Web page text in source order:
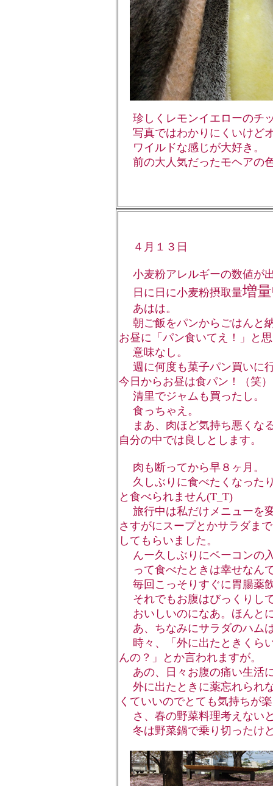
珍しくレモンイエローのチ
写真ではわかりにくいけど
ワイルドな感じが大好き。
前の大人気だったモヘアの
４月１３日
小麦粉アレルギーの数値が
日に日に小麦粉摂取量増
あはは。
朝ご飯をパンからごはんと
お昼に「パン食いてえ！」と
意味なし。
週に何度も菓子パン買いに
今日からお昼は食パン！（笑）
清里でジャムも買ったし。
食っちゃえ。
まあ、肉ほど気持ち悪くな
自分の中では良しとします。
肉も断ってから早８ヶ月。
久しぶりに食べたくなった
と食べられません(T_T)
旅行中は私だけメニューを
さすがにスープとかサラダま
してもらいました。
んー久しぶりにベーコンの
って食べたときは幸せなん
毎回こっそりすぐに胃腸薬
それでもお腹はびっくりし
おいしいのになあ。ほんと
あ、ちなみにサラダのハム
時々、「外に出たときくら
んの？」とか言われますが。
あの、日々お腹の痛い生活
外に出たときに薬忘れられ
くていいのでとても気持ちが
さ、春の野菜料理考えない
冬は野菜鍋で乗り切ったけ